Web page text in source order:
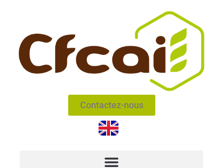
Contactez-nous
NOS RÉALISATIONS SÉCHOIRS